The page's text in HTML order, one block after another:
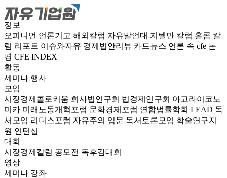
정보
오피니언 언론기고 해외칼럼 자유발언대 지텔만 칼럼 홀콤 칼
럼 리포트 이슈와자유 경제법안리뷰 카드뉴스 언론 속 cfe 논
평 CFE INDEX
활동
세미나 행사
모임
시장경제콜로키움 회사법연구회 법경제연구회 아고라이코노
미카 미래노동개혁포럼 문화경제포럼 연합법률학회 LEAD 독
서모임 리더스포럼 자유주의 입문 독서토론모임 학술연구지
원 인턴십
대회
시장경제칼럼 공모전 독후감대회
영상
세미나 강좌